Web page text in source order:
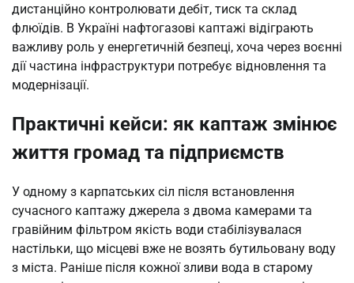
дистанційно контролювати дебіт, тиск та склад
флюїдів. В Україні нафтогазові каптажі відіграють
важливу роль у енергетичній безпеці, хоча через воєнні
дії частина інфраструктури потребує відновлення та
модернізації.
Практичні кейси: як каптаж змінює
життя громад та підприємств
У одному з карпатських сіл після встановлення
сучасного каптажу джерела з двома камерами та
гравійним фільтром якість води стабілізувалася
настільки, що місцеві вже не возять бутильовану воду
з міста. Раніше після кожної зливи вода в старому